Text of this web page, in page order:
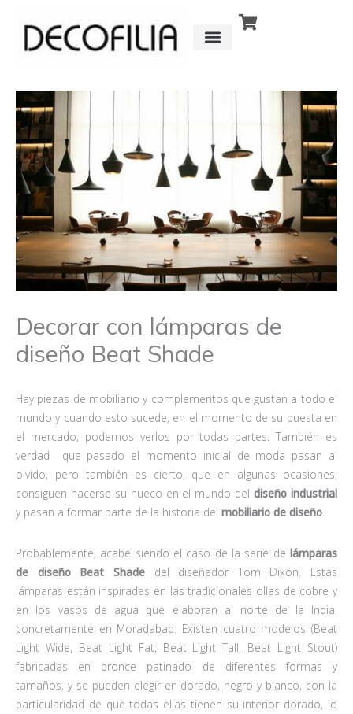
contenido
Decorar con lámparas de
diseño Beat Shade
Hay piezas de mobiliario y complementos que gustan a todo el
mundo y cuando esto sucede, en el momento de su puesta en
el mercado, podemos verlos por todas partes. También es
verdad que pasado el momento inicial de moda pasan al
olvido, pero también es cierto, que en algunas ocasiones,
consiguen hacerse su hueco en el mundo deldiseño industrial
y pasan a formar parte de la historia del mobiliario de diseño
Probablemente, acabe siendo el caso de la serie de lámparas
de diseño
Beat Shadedel diseñador Tom Dixon. Estas
lámparas están inspiradas en las tradicionales ollas de cobre y
en los vasos de agua que elaboran al norte de la India,
concretamente en Moradabad. Existen cuatro modelos (Beat
Light Wide, Beat Light Fat, Beat Light Tall, Beat Light Stout)
fabricadas en bronce patinado de diferentes formas y
tamaños, y se pueden elegir en dorado, negro y blanco, con la
particularidad de que todas ellas tienen su interior dorado, lo